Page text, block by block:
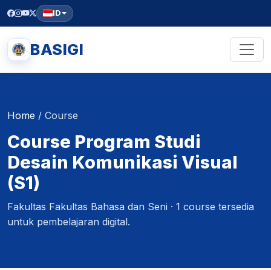
ID
BASIGI
Home / Course
Course Program Studi
Desain Komunikasi Visual
(S1)
Fakultas Fakultas Bahasa dan Seni · 1 course tersedia
untuk pembelajaran digital.